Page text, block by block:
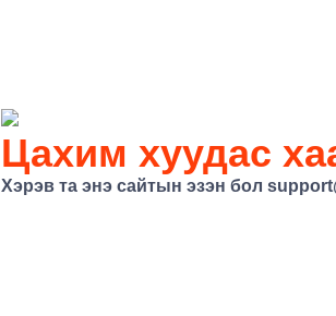
Цахим хуудас
Хэрэв та энэ сайтын эзэн бол